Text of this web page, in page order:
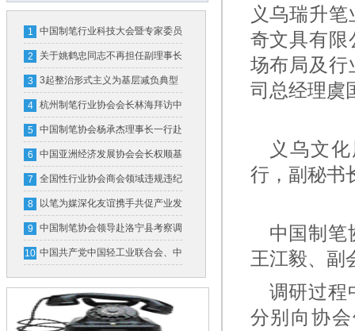
1 中国制笔行业科技大会暨专家委员
会换届大会在北京隆重召开
2 关于姚鹤忠同志不再担任副理事长
的公告
3 3起整治形式主义为基层减负典型
问题，公开通报！
4 杭州制笔行业协会会长林海拜访中
国制笔协会
5 中国制笔协会杨承杰理事长一行赴
横琴粤澳深度合作区和广东省文化
用品行业协会考察交流
6 中国亚洲经济发展协会会长权顺基
接受纪律审查和监察调查
7 全国性行业协会商会领域违规违纪
违法典型案例
8 以笔为媒深化友谊携手共促产业发
展
9 中国制笔协会领导赴洛宁县考察调
研
10 中国共产党中国轻工业联合会、中
华全国手工业合作总社第五次代表
大会在京召开
义乌瑞升
奇文具有限
场布局及行
司总经理虞
义乌文
行，副秘书
中国制笔
王江毅、副
调研过程
分别向协